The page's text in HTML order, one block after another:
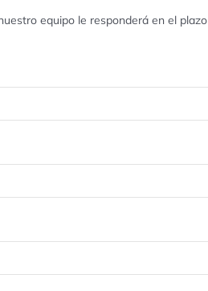
equipo le responderá en el plazo